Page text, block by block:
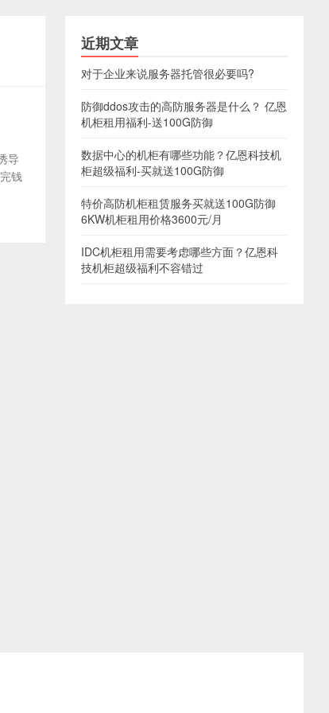
导
钱
近期文章
对于企业来说服务器托管很必要吗?
防御ddos攻击的高防服务器是什么？ 亿恩
机柜租用福利-送100G防御
数据中心的机柜有哪些功能？亿恩科技机
柜超级福利-买就送100G防御
特价高防机柜租赁服务买就送100G防御
6KW机柜租用价格3600元/月
IDC机柜租用需要考虑哪些方面？亿恩科
技机柜超级福利不容错过